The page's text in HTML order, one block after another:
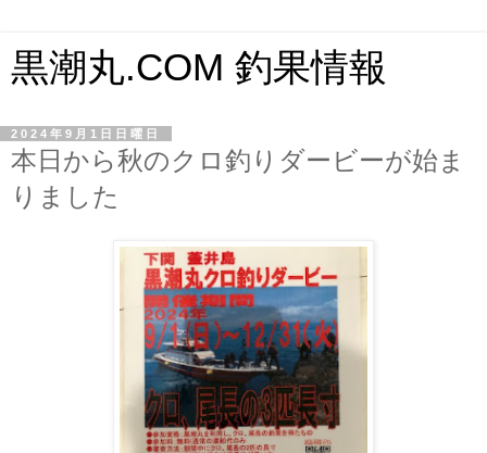
黒潮丸.COM 釣果情報
2024年9月1日日曜日
本日から秋のクロ釣りダービーが始ま
りました